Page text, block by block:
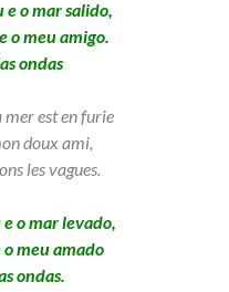
e o mar salido,
o meu amigo.
ondas
mer est en furie
doux ami,
les vagues.
o mar levado,
meu amado
ondas.